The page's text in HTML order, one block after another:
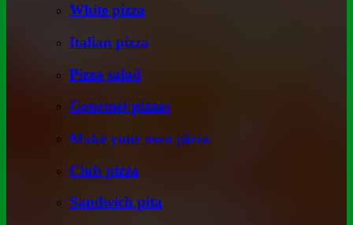
White pizza
Italian pizza
Pizza salad
Gourmet pizzas
Make your own pizza
Club pizza
Sandwich pita